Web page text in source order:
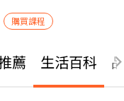
購買課程
薦 生活百科